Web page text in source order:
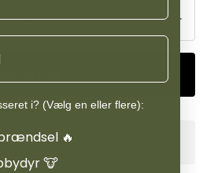
i? (Vælg en eller flere):
🔥
🐮